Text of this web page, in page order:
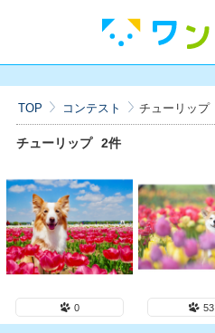
TOP コンテスト チューリップ
チューリップ 2件
0 53